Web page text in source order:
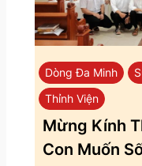
Dòng Đa Minh
Thỉnh Viện
Mừng Kính
Con Muốn